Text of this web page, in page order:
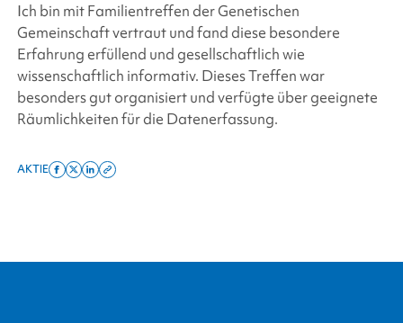
Ich bin mit Familientreffen der Genetischen
Gemeinschaft vertraut und fand diese besondere
Erfahrung erfüllend und gesellschaftlich wie
wissenschaftlich informativ. Dieses Treffen war
besonders gut organisiert und verfügte über geeignete
Räumlichkeiten für die Datenerfassung.
AKTIE
ShareShareShareCopy